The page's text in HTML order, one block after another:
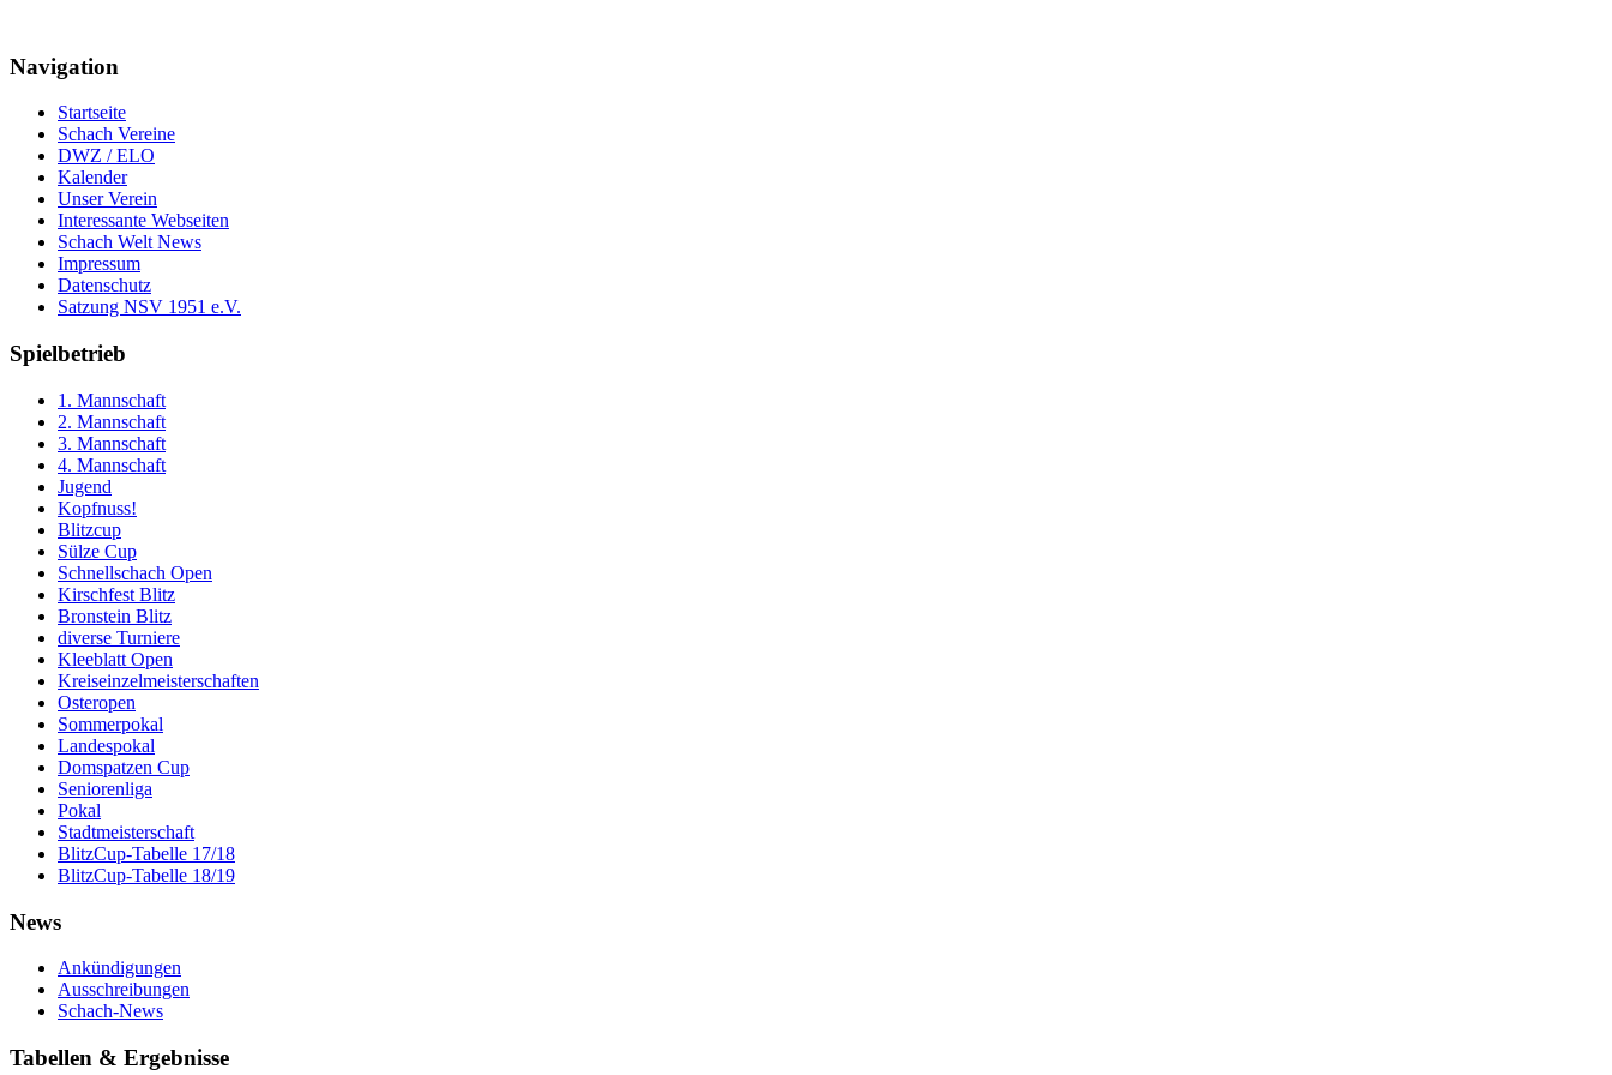
Navigation
Startseite
Schach Vereine
DWZ / ELO
Kalender
Unser Verein
Interessante Webseiten
Schach Welt News
Impressum
Datenschutz
Satzung NSV 1951 e.V.
Spielbetrieb
1. Mannschaft
2. Mannschaft
3. Mannschaft
4. Mannschaft
Jugend
Kopfnuss!
Blitzcup
Sülze Cup
Schnellschach Open
Kirschfest Blitz
Bronstein Blitz
diverse Turniere
Kleeblatt Open
Kreiseinzelmeisterschaften
Osteropen
Sommerpokal
Landespokal
Domspatzen Cup
Seniorenliga
Pokal
Stadtmeisterschaft
BlitzCup-Tabelle 17/18
BlitzCup-Tabelle 18/19
News
Ankündigungen
Ausschreibungen
Schach-News
Tabellen & Ergebnisse